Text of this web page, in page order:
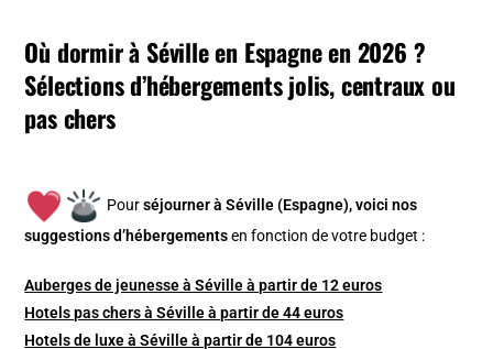
Où dormir à Séville en Espagne en 2026 ?
Sélections d’hébergements jolis, centraux ou
pas chers
Pourséjourner à Séville (Espagne), voici nos
suggestions d’hébergements en fonction de votre budget :
Auberges de jeunesse à Séville à partir de 12 euros
Hotels pas chers à Séville à partir de 44 euros
Hotels de luxe à Séville à partir de 104 euros